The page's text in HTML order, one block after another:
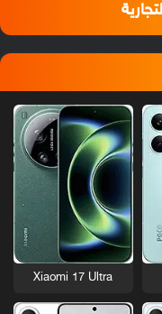
Xiaomi 17 Ultra